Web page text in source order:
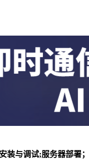
装与调试;服务器部署；